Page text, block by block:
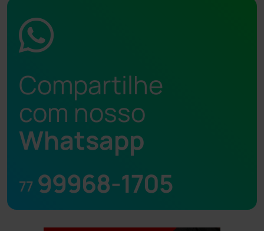
Compartilhe
com nosso
Whatsapp
77 99968-1705